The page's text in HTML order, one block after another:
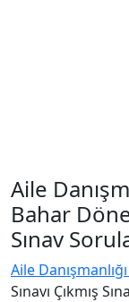
Aile
Bahar
Sınav
Aile
Sınavı Çıkmış